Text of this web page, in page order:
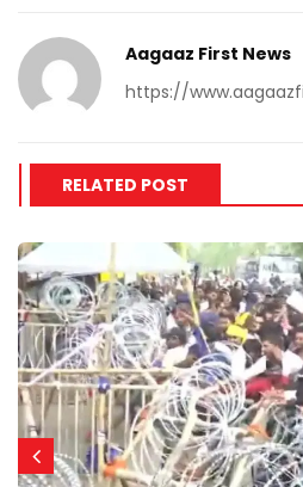
Aagaaz First News
https://
RELATED POST